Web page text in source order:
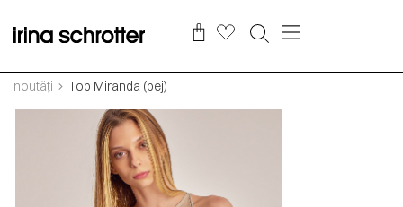
noutăți Top Miranda (bej)